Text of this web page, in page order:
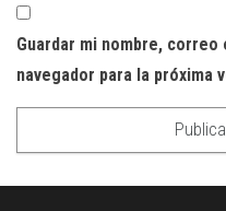
Guardar mi nombre,
navegador para la próxima